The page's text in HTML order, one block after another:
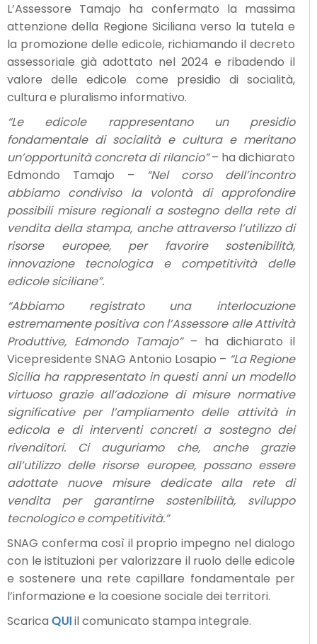
L’Assessore Tamajo ha confermato la massima
attenzione della Regione Siciliana verso la tutela e
la promozione delle edicole, richiamando il decreto
assessoriale già adottato nel 2024 e ribadendo il
valore delle edicole come presidio di socialità,
cultura e pluralismo informativo.
“Le edicole rappresentano un presidio
fondamentale di socialità e cultura e meritano
un’opportunità concreta di rilancio”– ha dichiarato
Edmondo Tamajo – “Nel corso dell’incontro
abbiamo condiviso la volontà di approfondire
possibili misure regionali a sostegno della rete di
vendita della stampa, anche attraverso l’utilizzo di
risorse europee, per favorire sostenibilità,
innovazione tecnologica e competitività delle
edicole siciliane”.
“Abbiamo registrato una interlocuzione
estremamente positiva con l’Assessore alle Attività
Produttive, Edmondo Tamajo”– ha dichiarato il
Vicepresidente SNAG Antonio Losapio – “La Regione
Sicilia ha rappresentato in questi anni un modello
virtuoso grazie all’adozione di misure normative
significative per l’ampliamento delle attività in
edicola e di interventi concreti a sostegno dei
rivenditori. Ci auguriamo che, anche grazie
all’utilizzo delle risorse europee, possano essere
adottate nuove misure dedicate alla rete di
vendita per garantirne sostenibilità, sviluppo
tecnologico e competitività.”
SNAG conferma così il proprio impegno nel dialogo
con le istituzioni per valorizzare il ruolo delle edicole
e sostenere una rete capillare fondamentale per
l’informazione e la coesione sociale dei territori.
Scarica QUIil comunicato stampa integrale.